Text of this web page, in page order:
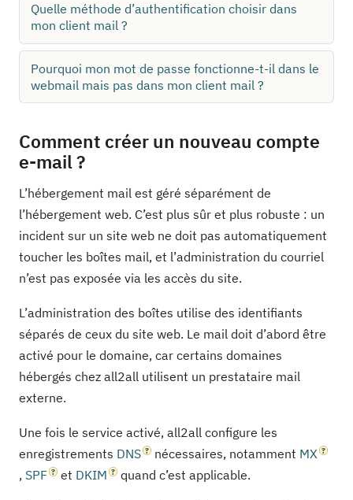
Quelle méthode d’authentification choisir dans
mon client mail ?
Pourquoi mon mot de passe fonctionne-t-il dans le
webmail mais pas dans mon client mail ?
Comment créer un nouveau compte
e-mail ?
L’hébergement mail est géré séparément de
l’hébergement web. C’est plus sûr et plus robuste : un
incident sur un site web ne doit pas automatiquement
toucher les boîtes mail, et l’administration du courriel
n’est pas exposée via les accès du site.
L’administration des boîtes utilise des identifiants
séparés de ceux du site web. Le mail doit d’abord être
activé pour le domaine, car certains domaines
hébergés chez all2all utilisent un prestataire mail
externe.
Une fois le service activé, all2all configure les
enregistrements DNS nécessaires, notamment MX
, SPF et DKIM quand c’est applicable.